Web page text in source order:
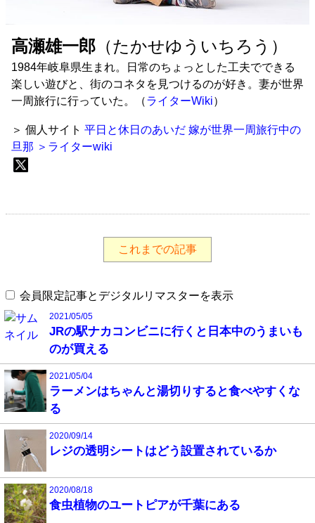
高瀬雄一郎 （たかせゆういちろう）
1984年岐阜県生まれ。日常のちょっとした工夫でできる
楽しい遊びと、街のコネタを見つけるのが好き。妻が世界
一周旅行に行っていた。（ライターWiki）
＞ 個人サイト 平日と休日のあいだ 嫁が世界一周旅行中の
旦那 ＞ライターwiki
これまでの記事
会員限定記事とデジタルリマスターを表示
2021/05/05
JRの駅ナカコンビニに行くと日本中のうまいも
のが買える
2021/05/04
ラーメンはちゃんと湯切りすると食べやすくな
る
2020/09/14
レジの透明シートはどう設置されているか
2020/08/18
食虫植物のユートピアが千葉にある